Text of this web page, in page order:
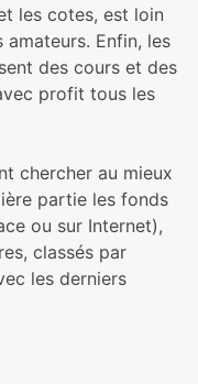
les cotes, est loin
Enfin, les
des cours et des
profit tous les
chercher au mieux
partie les fonds
ou sur Internet),
classés par
les derniers